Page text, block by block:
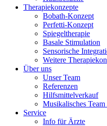
Therapiekonzepte
Bobath-Konzept
Perfetti-Konzept
Spiegeltherapie
Basale Stimulation
Sensorische
Weitere
Über uns
Unser Team
Referenzen
Hilfsmittelverkauf
Musikalisches
Service
Info für Ärzte